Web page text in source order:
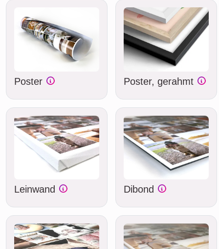
Poster Poster, gerahmt
Leinwand Dibond